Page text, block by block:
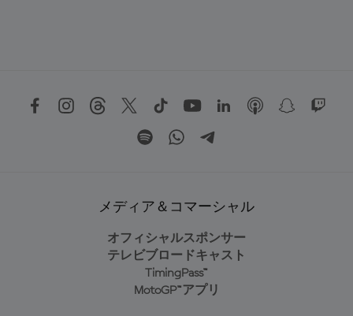
メディア＆コマーシャル
オフィシャルスポンサー
テレビブロードキャスト
TimingPass™
MotoGP™アプリ